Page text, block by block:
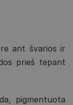
ant švarios ir
prieš tepant
pigmentuota